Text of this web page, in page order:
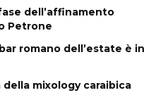
dell’affinamento
Petrone
romano dell’estate è in
della mixology caraibica